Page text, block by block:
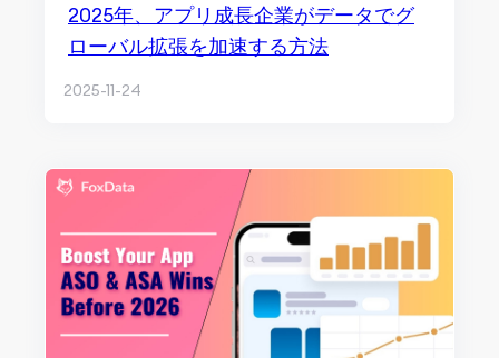
2025年、アプリ成長企業がデータでグ
ローバル拡張を加速する方法
2025-11-24